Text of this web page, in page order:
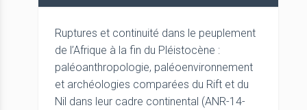
Ruptures et continuité dans le peuplement
de l’Afrique à la fin du Pléistocène :
paléoanthropologie, paléoenvironnement
et archéologies comparées du Rift et du
Nil dans leur cadre continental (ANR-14-